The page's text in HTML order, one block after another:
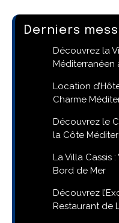
Derniers
Découvrez la
Méditerranéen
Location
Charme
Découvrez le
la Côte
La Villa Cassis
Bord de Mer
Découvrez
Restaurant de